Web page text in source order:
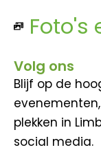
Foto's
Volg ons
Blijf op de
plekken in
social media.